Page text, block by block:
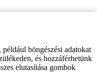
böngészési adatokat
és hozzáférhetünk
elutasítása gombok